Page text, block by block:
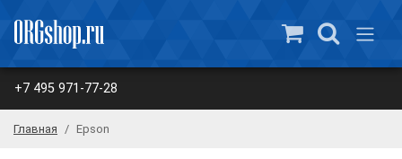
+7 495 971-77-28
Главная Epson